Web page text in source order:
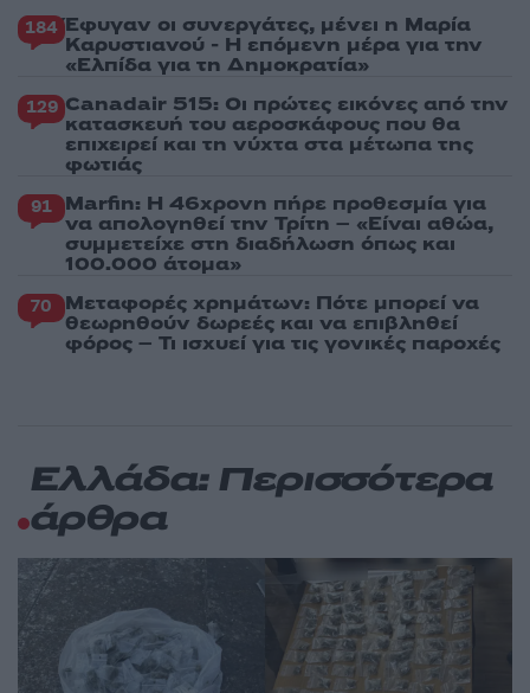
184 Έφυγαν οι συνεργάτες, μένει η Μαρία
Καρυστιανού - Η επόμενη μέρα για την
«Ελπίδα για τη Δημοκρατία»
129 Canadair 515: Οι πρώτες εικόνες από την
κατασκευή του αεροσκάφους που θα
επιχειρεί και τη νύχτα στα μέτωπα της
φωτιάς
91 Marfin: Η 46χρονη πήρε προθεσμία για
να απολογηθεί την Τρίτη – «Είναι αθώα,
συμμετείχε στη διαδήλωση όπως και
100.000 άτομα»
70 Μεταφορές χρημάτων: Πότε μπορεί να
θεωρηθούν δωρεές και να επιβληθεί
φόρος – Τι ισχυεί για τις γονικές παροχές
Ελλάδα: Περισσότερα
άρθρα